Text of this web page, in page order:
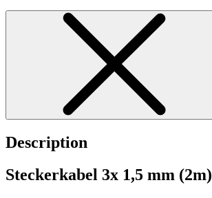
Description
Steckerkabel 3x 1,5 mm (2m)